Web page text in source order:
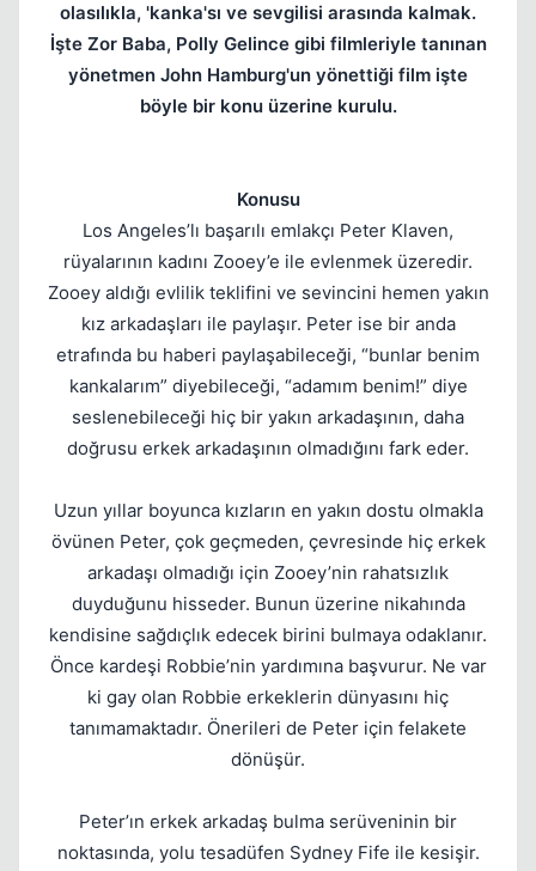
olasılıkla, 'kanka'sı ve sevgilisi arasında kalmak.
İşte Zor Baba, Polly Gelince gibi filmleriyle tanınan
yönetmen John Hamburg'un yönettiği film işte
böyle bir konu üzerine kurulu.
Konusu
Los Angeles’lı başarılı emlakçı Peter Klaven,
rüyalarının kadını Zooey’e ile evlenmek üzeredir.
Zooey aldığı evlilik teklifini ve sevincini hemen yakın
kız arkadaşları ile paylaşır. Peter ise bir anda
etrafında bu haberi paylaşabileceği, “bunlar benim
kankalarım” diyebileceği, “adamım benim!” diye
seslenebileceği hiç bir yakın arkadaşının, daha
doğrusu erkek arkadaşının olmadığını fark eder.
Uzun yıllar boyunca kızların en yakın dostu olmakla
övünen Peter, çok geçmeden, çevresinde hiç erkek
arkadaşı olmadığı için Zooey’nin rahatsızlık
duyduğunu hisseder. Bunun üzerine nikahında
kendisine sağdıçlık edecek birini bulmaya odaklanır.
Önce kardeşi Robbie’nin yardımına başvurur. Ne var
ki gay olan Robbie erkeklerin dünyasını hiç
tanımamaktadır. Önerileri de Peter için felakete
dönüşür.
Peter’ın erkek arkadaş bulma serüveninin bir
noktasında, yolu tesadüfen Sydney Fife ile kesişir.